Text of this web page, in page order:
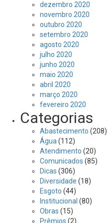
dezembro 2020
novembro 2020
outubro 2020
setembro 2020
agosto 2020
julho 2020
junho 2020
maio 2020
abril 2020
março 2020
fevereiro 2020
Categorias
Abastecimento (208)
Água (112)
Atendimento (20)
Comunicados (85)
Dicas (306)
Diversidade (18)
Esgoto (44)
Institucional (80)
Obras (15)
Prêmios (2)